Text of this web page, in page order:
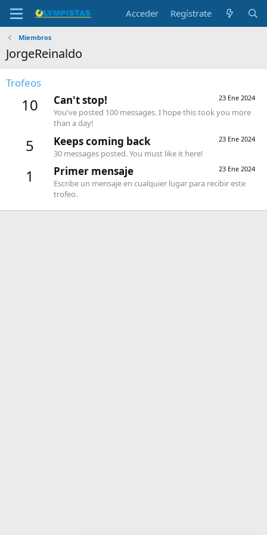
Acceder Regístrate
Miembros
JorgeReinaldo
Trofeos
10 23 Ene 2024
Can't stop!
You've posted 100 messages. I hope this took you more
than a day!
5 23 Ene 2024
Keeps coming back
30 messages posted. You must like it here!
1 23 Ene 2024
Primer mensaje
Escribe un mensaje en cualquier lugar para recibir este
trofeo.